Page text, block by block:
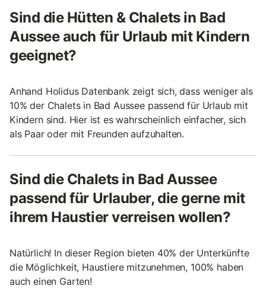
Sind die Hütten & Chalets in Bad
Aussee auch für Urlaub mit Kindern
geeignet?
Anhand Holidus Datenbank zeigt sich, dass weniger als
10% der Chalets in Bad Aussee passend für Urlaub mit
Kindern sind. Hier ist es wahrscheinlich einfacher, sich
als Paar oder mit Freunden aufzuhalten.
Sind die Chalets in Bad Aussee
passend für Urlauber, die gerne mit
ihrem Haustier verreisen wollen?
Natürlich! In dieser Region bieten 40% der Unterkünfte
die Möglichkeit, Haustiere mitzunehmen, 100% haben
auch einen Garten!